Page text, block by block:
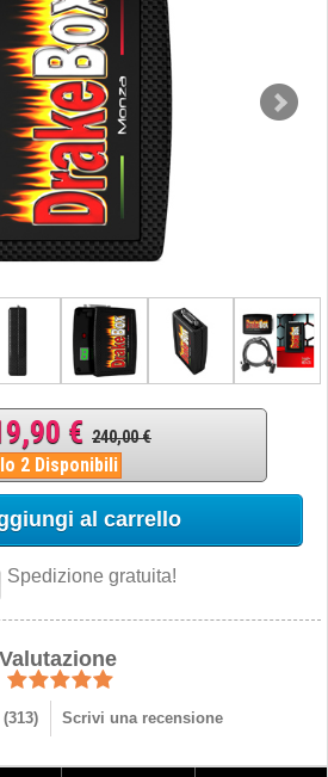
€ 240,00 €
2 Disponibili
al carrello
Spedizione gratuita!
Valutazione
(313) Scrivi una recensione